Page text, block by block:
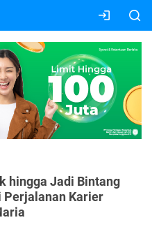
hingga Jadi Bintang
Perjalanan Karier